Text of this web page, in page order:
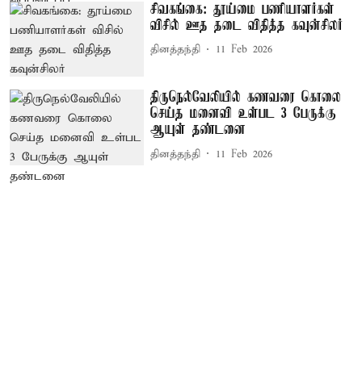
சிவகங்கை: தூய்மை பணியாளர்கள்
விசில் ஊத தடை விதித்த கவுன்சிலர்
தினத்தந்தி 11 Feb 2026
திருநெல்வேலியில் கணவரை கொலை
செய்த மனைவி உள்பட 3 பேருக்கு
ஆயுள் தண்டனை
தினத்தந்தி 11 Feb 2026